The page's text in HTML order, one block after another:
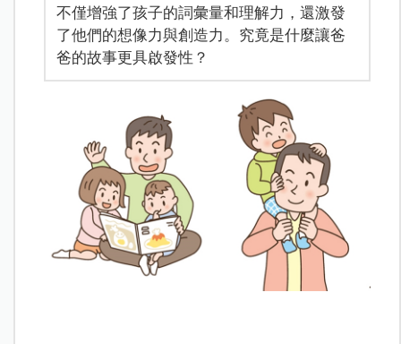
不僅增強了孩子的詞彙量和理解力，還激發
了他們的想像力與創造力。究竟是什麼讓爸
爸的故事更具啟發性？